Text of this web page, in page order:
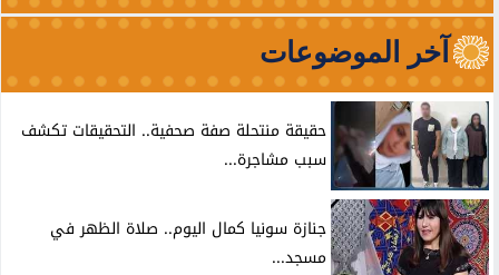
آخر الموضوعات
حقيقة منتحلة صفة صحفية.. التحقيقات تكشف
سبب مشاجرة...
جنازة سونيا كمال اليوم.. صلاة الظهر في
مسجد...